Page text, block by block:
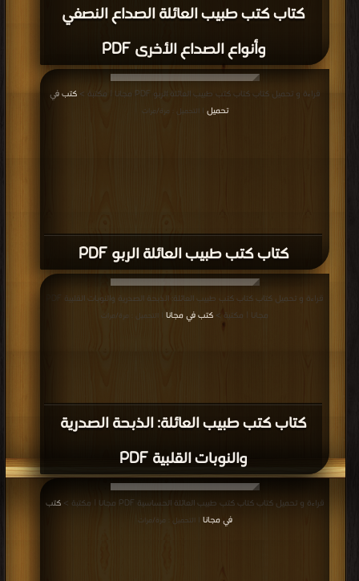
كتاب كتب طبيب العائلة الصداع النصفي
وأنواع الصداع الأخرى PDF
كتاب كتب طبيب العائلة الربو PDF
قراءة و تحميل كتاب كتاب كتب طبيب العائلة الربو PDF مجانا | مكتبة >
كتب في
تحميل
| التحميل : مرة/مرات
كتاب كتب طبيب العائلة: الذبحة الصدرية
والنوبات القلبية PDF
مجانا | مكتبة > كتب في مجانا | التحميل : مرة/مرات
قراءة و تحميل كتاب كتاب كتب طبيب العائلة الحساسية PDF مجانا | مكتبة >
كتب
في مجانا | التحميل : مرة/مرات